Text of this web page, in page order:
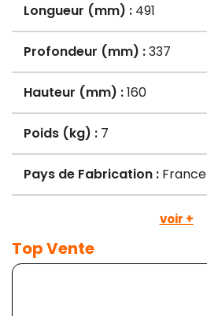
Longueur (mm) : 491
Profondeur (mm) :337
Hauteur (mm) :160
Poids (kg) : 7
Pays de Fabrication : France
voir +
Top Vente